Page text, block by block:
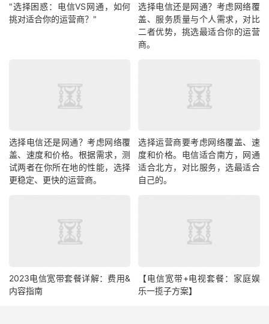
"选择困惑：电信VS网通，如何
挑对适合你的运营商？"
选择电信还是网通？考虑网络覆
盖、服务质量与个人需求，对比
二者优势，挑选最适合你的运营
商。
选择电信还是网通？考虑网络覆
盖、速度和价格。根据需求，测
试两者在你所在地的性能，选择
更稳定、更快的运营商。
选择运营商要考虑网络覆盖、速
度和价格。电信适合南方，网通
适合北方，对比服务，选最适合
自己的。
2023电信宽带套餐详解：费用&
内容指南
【电信宽带+电视套餐：家庭娱
乐一揽子方案】